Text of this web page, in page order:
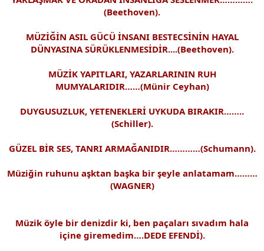
(Beethoven).
MÜZİĞİN ASIL GÜCÜ İNSANI BESTECSİNİN HAYAL
DÜNYASINA SÜRÜKLENMESİDİR....(Beethoven).
MÜZİK YAPITLARI, YAZARLARININ RUH
MUMYALARIDIR……(Münir Ceyhan)
DUYGUSUZLUK, YETENEKLERİ UYKUDA BIRAKIR……..
(Schiller).
GÜZEL BİR SES, TANRI ARMAĞANIDIR…………(Schumann).
Müziğin ruhunu aşktan başka bir şeyle anlatamam………
(WAGNER)
Müzik öyle bir denizdir ki, ben paçaları sıvadım hala
içine giremedim….DEDE EFENDİ).